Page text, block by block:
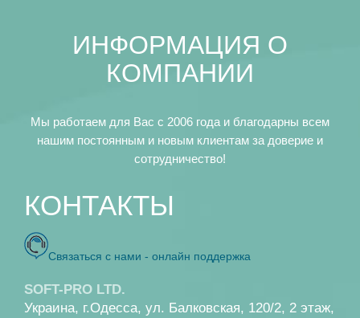
ИНФОРМАЦИЯ О
КОМПАНИИ
Мы работаем для Вас с 2006 года и благодарны всем
нашим постоянным и новым клиентам за доверие и
сотрудничество!
КОНТАКТЫ
Связаться с нами - онлайн поддержка
SOFT-PRO LTD.
Украина, г.Одесса, ул. Балковская, 120/2, 2 этаж,